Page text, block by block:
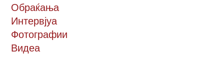
Обраќања
Интервјуа
Фотографии
Видеа